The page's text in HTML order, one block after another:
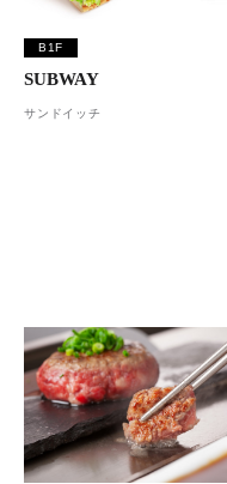
B1F
SUBWAY
サンドイッチ